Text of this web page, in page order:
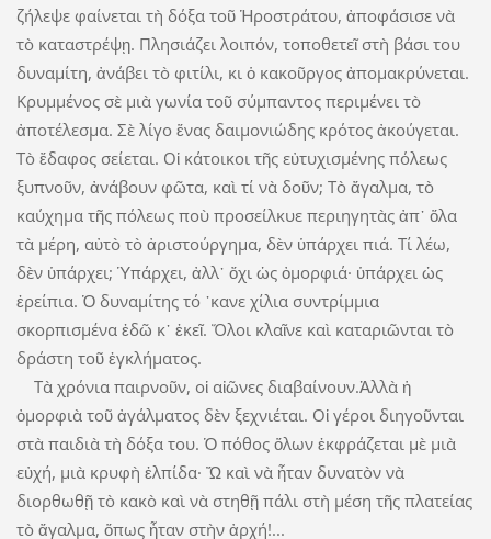
ζήλεψε φαίνεται τὴ δόξα τοῦ Ἡροστράτου, ἀποφάσισε νὰ
τὸ καταστρέψῃ. Πλησιάζει λοιπόν, τοποθετεῖ στὴ βάσι του
δυναμίτη, ἀνάβει τὸ φιτίλι, κι ὁ κακοῦργος ἀπομακρύνεται.
Κρυμμένος σὲ μιὰ γωνία τοῦ σύμπαντος περιμένει τὸ
ἀποτέλεσμα. Σὲ λίγο ἕνας δαιμονιώδης κρότος ἀκούγεται.
Τὸ ἔδαφος σείεται. Οἱ κάτοικοι τῆς εὐτυχισμένης πόλεως
ξυπνοῦν, ἀνάβουν φῶτα, καὶ τί νὰ δοῦν; Τὸ ἄγαλμα, τὸ
καύχημα τῆς πόλεως ποὺ προσείλκυε περιηγητὰς ἀπ᾽ ὅλα
τὰ μέρη, αὐτὸ τὸ ἀριστούργημα, δὲν ὑπάρχει πιά. Τί λέω,
δὲν ὑπάρχει; Ὑπάρχει, ἀλλ᾽ ὄχι ὡς ὀμορφιά· ὑπάρχει ὡς
ἐρείπια. Ὁ δυναμίτης τό ᾽κανε χίλια συντρίμμια
σκορπισμένα ἐδῶ κ᾽ ἐκεῖ. Ὅλοι κλαῖνε καὶ καταριῶνται τὸ
δράστη τοῦ ἐγκλήματος.
Τὰ χρόνια παιρνοῦν, οἱ αἰῶνες διαβαίνουν.Ἀλλὰ ἡ
ὀμορφιὰ τοῦ ἀγάλματος δὲν ξεχνιέται. Οἱ γέροι διηγοῦνται
στὰ παιδιὰ τὴ δόξα του. Ὁ πόθος ὅλων ἐκφράζεται μὲ μιὰ
εὐχή, μιὰ κρυφὴ ἐλπίδα· Ὤ καὶ νὰ ἦταν δυνατὸν νὰ
διορθωθῇ τὸ κακὸ καὶ νὰ στηθῇ πάλι στὴ μέση τῆς πλατείας
τὸ ἄγαλμα, ὅπως ἦταν στὴν ἀρχή!...